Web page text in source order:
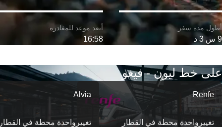
9 س 3 د 16:58
على خط ليون - فيغو
Renfe
تغییرواحدة محطة في القطار
Alvia
تغییرواحدة محطة في